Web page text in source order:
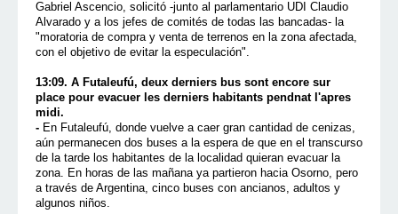
Gabriel Ascencio, solicitó -junto al parlamentario UDI Claudio
Alvarado y a los jefes de comités de todas las bancadas- la
"moratoria de compra y venta de terrenos en la zona afectada,
con el objetivo de evitar la especulación".
13:09. A Futaleufú, deux derniers bus sont encore sur
place pour evacuer les derniers habitants pendnat l'apres
midi.
- En Futaleufú, donde vuelve a caer gran cantidad de cenizas,
aún permanecen dos buses a la espera de que en el transcurso
de la tarde los habitantes de la localidad quieran evacuar la
zona. En horas de las mañana ya partieron hacia Osorno, pero
a través de Argentina, cinco buses con ancianos, adultos y
algunos niños.